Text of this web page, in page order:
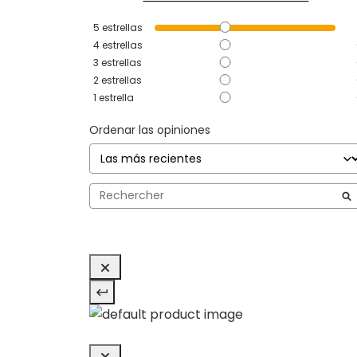
5 estrellas
4estrellas
3 estrellas
2estrellas
1 estrella
Ordenar las opiniones